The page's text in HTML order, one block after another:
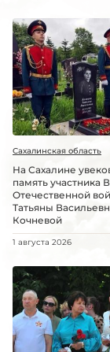
Сахалинская область
На Сахалине
память участника
Отечественной
Татьяны
Кочневой
1 августа 2026